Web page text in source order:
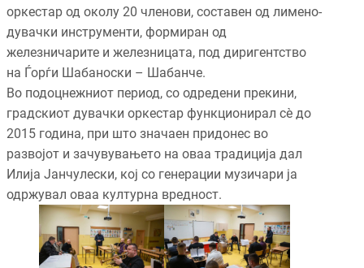
оркестар од околу 20 членови, составен од лимено-
дувачки инструменти, формиран од
железничарите и железницата, под диригентство
на Ѓорѓи Шабаноски – Шабанче.
Во подоцнежниот период, со одредени прекини,
градскиот дувачки оркестар функционирал сè до
2015 година, при што значаен придонес во
развојот и зачувувањето на оваа традиција дал
Илија Јанчулески, кој со генерации музичари ја
одржувал оваа културна вредност.